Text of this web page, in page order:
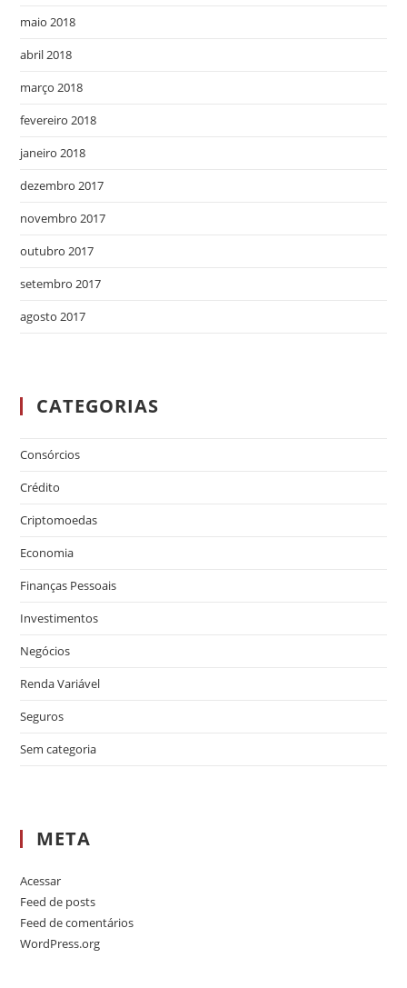
maio 2018
abril 2018
março 2018
fevereiro 2018
janeiro 2018
dezembro 2017
novembro 2017
outubro 2017
setembro 2017
agosto 2017
CATEGORIAS
Consórcios
Crédito
Criptomoedas
Economia
Finanças Pessoais
Investimentos
Negócios
Renda Variável
Seguros
Sem categoria
META
Acessar
Feed de posts
Feed de comentários
WordPress.org